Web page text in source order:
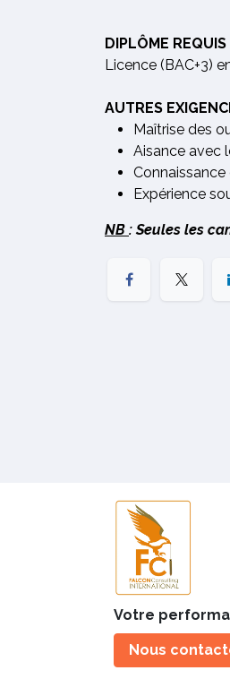
DIPLÔME REQUIS
Licence (BAC+3)
AUTRES
Maîtrise des
Aisance avec
Connaissance
Expérience
NB : Seules les
Votre
Nous